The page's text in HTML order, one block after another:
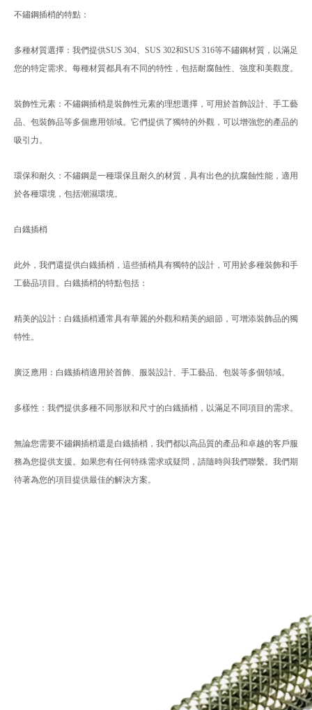
不鏽鋼插梢的特點：
多種材質選擇：我們提供SUS 304、SUS 302和SUS 316等不鏽鋼材質，以滿足
您的特定需求。每種材質都具有不同的特性，包括耐腐蝕性、強度和美觀度。
裝飾性元素：不鏽鋼插梢是裝飾性元素的理想選擇，可用於首飾設計、手工藝
品、包裝飾品等多個應用領域。它們提供了獨特的外觀，可以增強您的產品的
吸引力。
環保和耐久：不鏽鋼是一種環保且耐久的材質，具有出色的抗腐蝕性能，適用
於各種環境，包括潮濕環境。
白鐡插梢
此外，我們還提供白鐡插梢，這些插梢具有獨特的設計，可用於多種裝飾和手
工藝品項目。白鐡插梢的特點包括：
精美的設計：白鐡插梢通常具有華麗的外觀和精美的細節，可增添裝飾品的獨
特性。
廣泛應用：白鐡插梢適用於首飾、服裝設計、手工藝品、包裝等多個領域。
多樣性：我們提供多種不同形狀和尺寸的白鐡插梢，以滿足不同項目的需求。
無論您需要不鏽鋼插梢還是白鐡插梢，我們都以高品質的產品和卓越的客戶服
務為您提供支援。如果您有任何特殊需求或疑問，請隨時與我們聯繫。我們期
待著為您的項目提供最佳的解決方案。